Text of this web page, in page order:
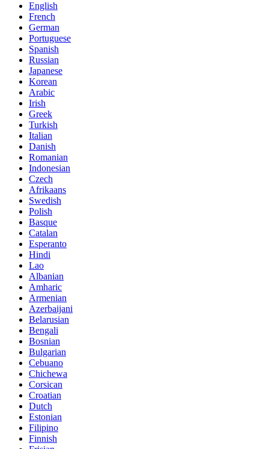
English
French
German
Portuguese
Spanish
Russian
Japanese
Korean
Arabic
Irish
Greek
Turkish
Italian
Danish
Romanian
Indonesian
Czech
Afrikaans
Swedish
Polish
Basque
Catalan
Esperanto
Hindi
Lao
Albanian
Amharic
Armenian
Azerbaijani
Belarusian
Bengali
Bosnian
Bulgarian
Cebuano
Chichewa
Corsican
Croatian
Dutch
Estonian
Filipino
Finnish